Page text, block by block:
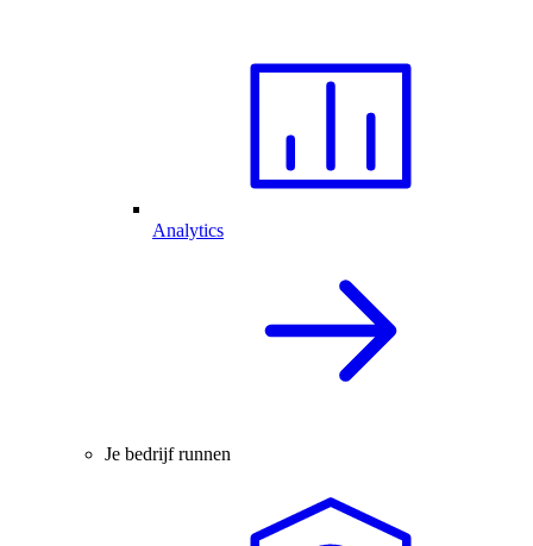
Analytics
Je bedrijf runnen